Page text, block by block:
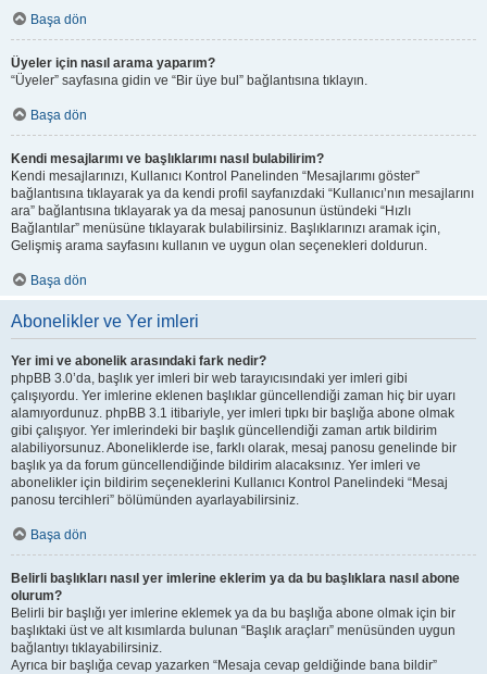
Başa dön
Üyeler için nasıl arama yaparım?
“Üyeler” sayfasına gidin ve “Bir üye bul” bağlantısına tıklayın.
Başa dön
Kendi mesajlarımı ve başlıklarımı nasıl bulabilirim?
Kendi mesajlarınızı, Kullanıcı Kontrol Panelinden “Mesajlarımı göster”
bağlantısına tıklayarak ya da kendi profil sayfanızdaki “Kullanıcı’nın mesajlarını
ara” bağlantısına tıklayarak ya da mesaj panosunun üstündeki “Hızlı
Bağlantılar” menüsüne tıklayarak bulabilirsiniz. Başlıklarınızı aramak için,
Gelişmiş arama sayfasını kullanın ve uygun olan seçenekleri doldurun.
Başa dön
Abonelikler ve Yer imleri
Yer imi ve abonelik arasındaki fark nedir?
phpBB 3.0’da, başlık yer imleri bir web tarayıcısındaki yer imleri gibi
çalışıyordu. Yer imlerine eklenen başlıklar güncellendiği zaman hiç bir uyarı
alamıyordunuz. phpBB 3.1 itibariyle, yer imleri tıpkı bir başlığa abone olmak
gibi çalışıyor. Yer imlerindeki bir başlık güncellendiği zaman artık bildirim
alabiliyorsunuz. Aboneliklerde ise, farklı olarak, mesaj panosu genelinde bir
başlık ya da forum güncellendiğinde bildirim alacaksınız. Yer imleri ve
abonelikler için bildirim seçeneklerini Kullanıcı Kontrol Panelindeki “Mesaj
panosu tercihleri” bölümünden ayarlayabilirsiniz.
Başa dön
Belirli başlıkları nasıl yer imlerine eklerim ya da bu başlıklara nasıl abone
olurum?
Belirli bir başlığı yer imlerine eklemek ya da bu başlığa abone olmak için bir
başlıktaki üst ve alt kısımlarda bulunan “Başlık araçları” menüsünden uygun
bağlantıyı tıklayabilirsiniz.
Ayrıca bir başlığa cevap yazarken “Mesaja cevap geldiğinde bana bildir”